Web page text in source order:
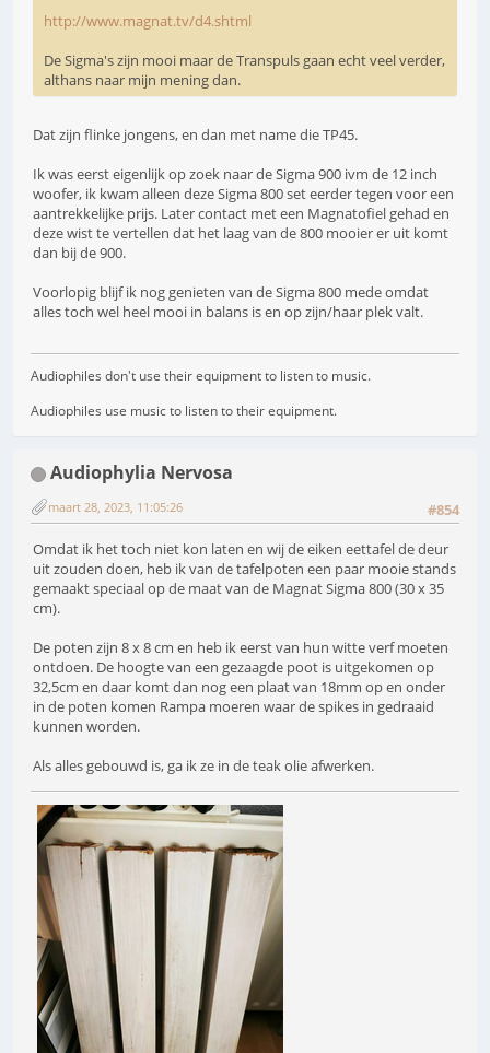
http://www.magnat.tv/d4.shtml
De Sigma's zijn mooi maar de Transpuls gaan echt veel verder,
althans naar mijn mening dan.
Dat zijn flinke jongens, en dan met name die TP45.
Ik was eerst eigenlijk op zoek naar de Sigma 900 ivm de 12 inch
woofer, ik kwam alleen deze Sigma 800 set eerder tegen voor een
aantrekkelijke prijs. Later contact met een Magnatofiel gehad en
deze wist te vertellen dat het laag van de 800 mooier er uit komt
dan bij de 900.
Voorlopig blijf ik nog genieten van de Sigma 800 mede omdat
alles toch wel heel mooi in balans is en op zijn/haar plek valt.
Audiophiles don't use their equipment to listen to music.
Audiophiles use music to listen to their equipment.
Audiophylia Nervosa
#854
maart 28, 2023, 11:05:26
Omdat ik het toch niet kon laten en wij de eiken eettafel de deur
uit zouden doen, heb ik van de tafelpoten een paar mooie stands
gemaakt speciaal op de maat van de Magnat Sigma 800 (30 x 35
cm).
De poten zijn 8 x 8 cm en heb ik eerst van hun witte verf moeten
ontdoen. De hoogte van een gezaagde poot is uitgekomen op
32,5cm en daar komt dan nog een plaat van 18mm op en onder
in de poten komen Rampa moeren waar de spikes in gedraaid
kunnen worden.
Als alles gebouwd is, ga ik ze in de teak olie afwerken.